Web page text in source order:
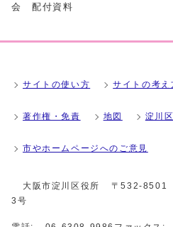
会 配付資料
サイトの使い方 サイトの考え
著作権・免責 地図 淀川
市やホームページへのご意見
大阪市淀川区役所
〒532-8501
3号